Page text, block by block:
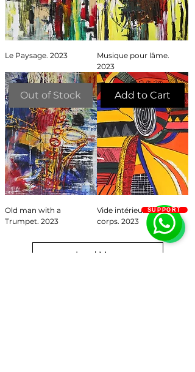
Le Paysage. 2023
Musique pour lâme.
2023
Out of Stock
Old man with a
Trumpet. 2023
Add to Cart
Vide intérieur dans un
corps. 2023
Load More
SUPPORT